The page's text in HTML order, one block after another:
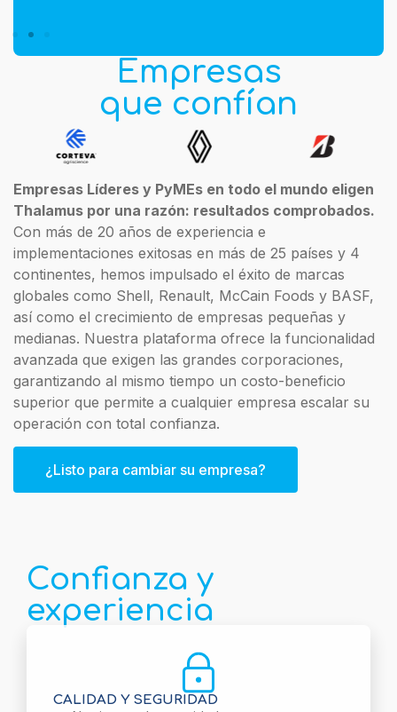
Empresas
que confían
Empresas Líderes y PyMEs en todo el mundo eligen
Thalamus por una razón: resultados comprobados.
Con más de 20 años de experiencia e
implementaciones exitosas en más de 25 países y 4
continentes, hemos impulsado el éxito de marcas
globales como Shell, Renault, McCain Foods y BASF,
así como el crecimiento de empresas pequeñas y
medianas. Nuestra plataforma ofrece la funcionalidad
avanzada que exigen las grandes corporaciones,
garantizando al mismo tiempo un costo-beneficio
superior que permite a cualquier empresa escalar su
operación con total confianza.
¿Listo para cambiar su empresa?
Confianza y
experiencia
CALIDAD Y SEGURIDAD